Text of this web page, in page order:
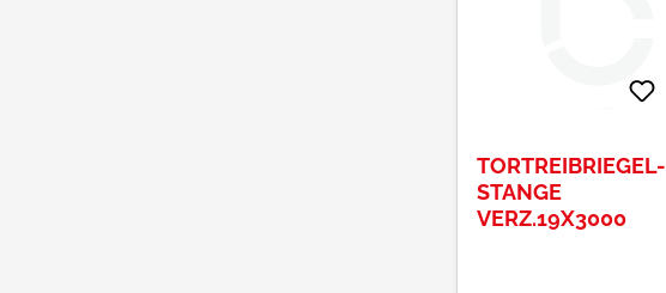
TORTREIBRIEGEL-
STANGE
VERZ.19X3000